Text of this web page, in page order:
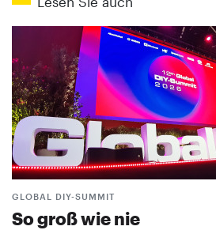
GLOBAL DIY-SUMMIT
So groß wie nie